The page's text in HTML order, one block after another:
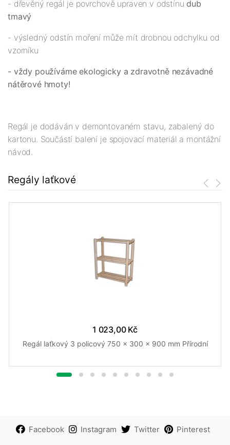
- dřevěný regál je povrchově upraven v odstínu dub
tmavý
- výsledný odstín moření může mít drobnou odchylku od
vzorníku
- vždy používáme ekologicky a zdravotně nezávadné
nátěrové hmoty!
Regál je dodáván v demontovaném stavu, zabalený do
kartonu. Součástí balení je spojovací materiál a montážní
návod.
Regály laťkové
1 023,00 Kč
Regál laťkový 3 policový 750 x 300 x 900 mm Přírodní
Facebook Instagram Twitter Pinterest